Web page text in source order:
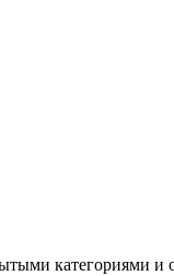
категориями и